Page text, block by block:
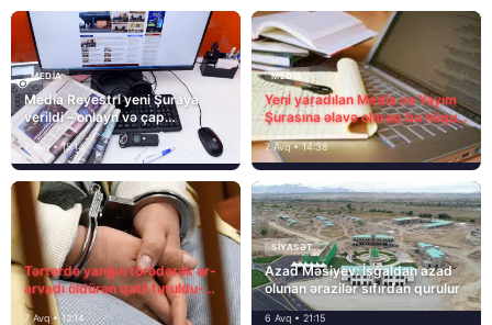
MEDİA
Media Reyestri yeni Şuraya
verildi – onlayn və çap
mediasını nə gözləyir?
7 Avq • 15:14
MEDİA
Yeni yaradılan Media və Yayım
Şurasına əlavə olaraq bu hüquq
və vəzifələr də verilib
7 Avq • 14:38
Tərtərdə yanğın törədərək ər-
arvadı öldürən qatil tutuldu-
SON DƏQİQƏ
7 Avq • 12:14
SIYASƏT
Azad Məsiyev: İşğaldan azad
olunan ərazilər sıfırdan qurulur
6 Avq • 21:15